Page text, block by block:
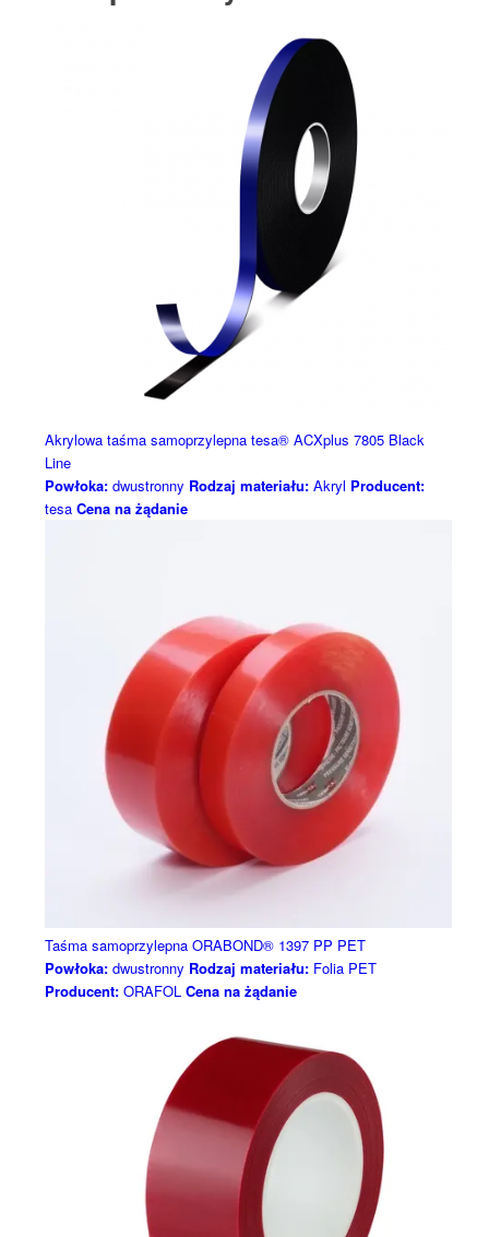
Akrylowa taśma samoprzylepna tesa® ACXplus 7805 Black
Line
Powłoka:dwustronny Rodzaj materiału:Akryl Producent:
tesa Cena na żądanie
Taśma samoprzylepna ORABOND® 1397 PP PET
Powłoka:dwustronny Rodzaj materiału:Folia PET
Producent:ORAFOL Cena na żądanie